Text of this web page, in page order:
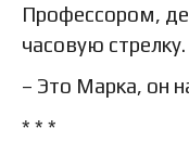
Профессором,
часовую
– Это Марка, он
* * *